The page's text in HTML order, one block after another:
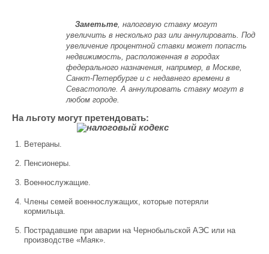
Заметьте, налоговую ставку могут
увеличить в несколько раз или аннулировать. Под
увеличение процентной ставки может попасть
недвижимость, расположенная в городах
федерального назначения, например, в Москве,
Санкт-Петербурге и с недавнего времени в
Севастополе. А аннулировать ставку могут в
любом городе.
На льготу могут претендовать:
Ветераны.
Пенсионеры.
Военнослужащие.
Члены семей военнослужащих, которые потеряли
кормильца.
Пострадавшие при аварии на Чернобыльской АЭС или на
производстве «Маяк».